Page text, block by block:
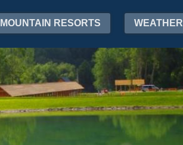
MOUNTAIN RESORTS WEATHER